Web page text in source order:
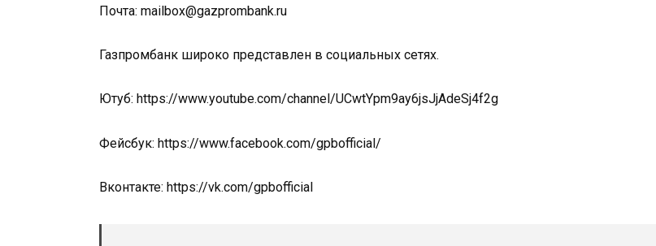
Почта: mailbox@gazprombank.ru
Газпромбанк широко представлен в социальных сетях.
Ютуб: https://www.youtube.com/channel/UCwtYpm9ay6jsJjAdeSj4f2g
Фейсбук: https://www.facebook.com/gpbofficial/
Вконтакте: https://vk.com/gpbofficial